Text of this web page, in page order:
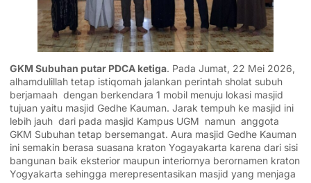
GKM Subuhan putar PDCA ketiga. Pada Jumat, 22 Mei 2026,
alhamdulillah tetap istiqomah jalankan perintah sholat subuh
berjamaah dengan berkendara 1 mobil menuju lokasi masjid
tujuan yaitu masjid Gedhe Kauman. Jarak tempuh ke masjid ini
lebih jauh dari pada masjid Kampus UGM namun anggota
GKM Subuhan tetap bersemangat. Aura masjid Gedhe Kauman
ini semakin berasa suasana kraton Yogayakarta karena dari sisi
bangunan baik eksterior maupun interiornya berornamen kraton
Yogyakarta sehingga merepresentasikan masjid yang menjaga